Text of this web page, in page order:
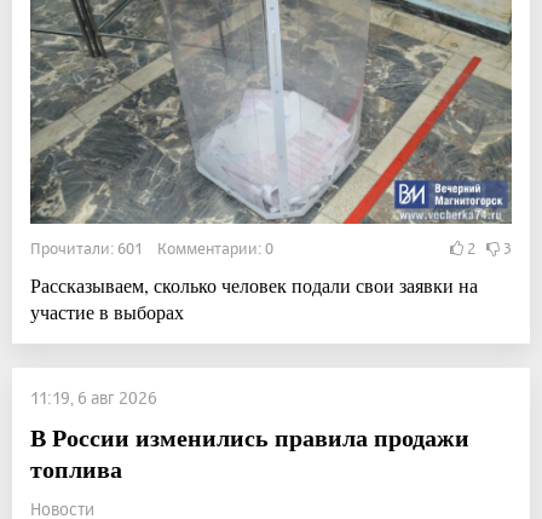
Прочитали: 601 Комментарии: 0 2 3
Рассказываем, сколько человек подали свои заявки на
участие в выборах
11:19, 6 авг 2026
В России изменились правила продажи
топлива
Новости